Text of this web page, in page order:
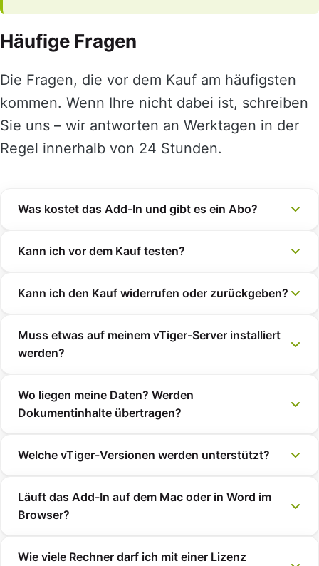
Häufige Fragen
Die Fragen, die vor dem Kauf am häufigsten
kommen. Wenn Ihre nicht dabei ist, schreiben
Sie uns – wir antworten an Werktagen in der
Regel innerhalb von 24 Stunden.
Was kostet das Add-In und gibt es ein Abo?
Kann ich vor dem Kauf testen?
Kann ich den Kauf widerrufen oder zurückgeben?
Muss etwas auf meinem vTiger-Server installiert
werden?
Wo liegen meine Daten? Werden
Dokumentinhalte übertragen?
Welche vTiger-Versionen werden unterstützt?
Läuft das Add-In auf dem Mac oder in Word im
Browser?
Wie viele Rechner darf ich mit einer Lizenz